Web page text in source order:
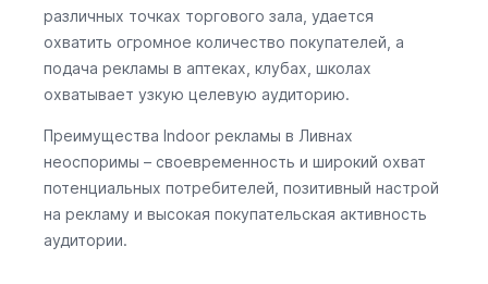
различных точках торгового зала, удается
охватить огромное количество покупателей, а
подача рекламы в аптеках, клубах, школах
охватывает узкую целевую аудиторию.
Преимущества Indoor рекламы в Ливнах
неоспоримы – своевременность и широкий охват
потенциальных потребителей, позитивный настрой
на рекламу и высокая покупательская активность
аудитории.